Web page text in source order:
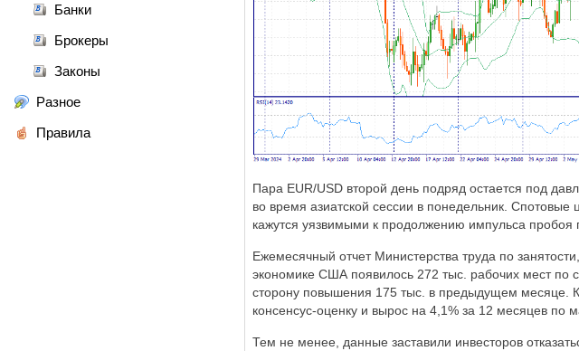
Банки
Брокеры
Законы
Разное
Правила
Пара EUR/USD второй день подряд остается под
во время азиатской сессии в понедельник.
кажутся уязвимыми к продолжению импульса пробоя
Ежемесячный отчет Министерства труда по
экономике США появилось 272 тыс. рабочих мест
сторону повышения 175 тыс. в предыдущем месяце.
консенсус-оценку и вырос на 4,1% за 12 месяцев по
Тем не менее, данные заставили инвесторов